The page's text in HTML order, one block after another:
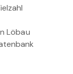
Löbau